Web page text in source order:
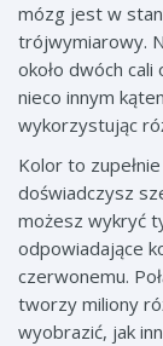
mózg jest w
trójwymiarowy.
około dwóch
nieco innym
wykorzystując
Kolor to
doświadczysz
możesz wykryć
odpowiadające
czerwonemu.
tworzy miliony
wyobrazić, jak